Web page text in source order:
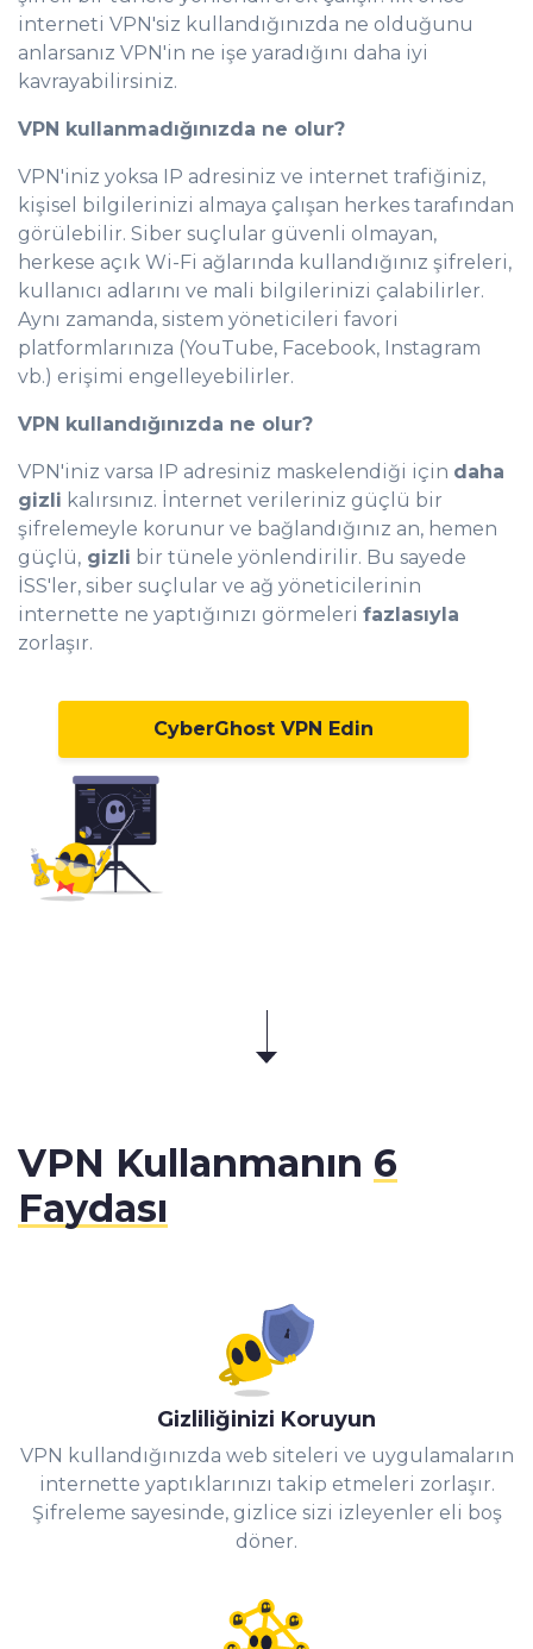
interneti VPN'siz kullandığınızda ne olduğunu
anlarsanız VPN'in ne işe yaradığını daha iyi
kavrayabilirsiniz.
VPN kullanmadığınızda ne olur?
VPN'iniz yoksa IP adresiniz ve internet trafiğiniz,
kişisel bilgilerinizi almaya çalışan herkes tarafından
görülebilir. Siber suçlular güvenli olmayan,
herkese açık Wi-Fi ağlarında kullandığınız şifreleri,
kullanıcı adlarını ve mali bilgilerinizi çalabilirler.
Aynı zamanda, sistem yöneticileri favori
platformlarınıza (YouTube, Facebook, Instagram
vb.) erişimi engelleyebilirler.
VPN kullandığınızda ne olur?
VPN'iniz varsa IP adresiniz maskelendiği için daha
gizli kalırsınız. İnternet verileriniz güçlü bir
şifrelemeyle korunur ve bağlandığınız an, hemen
güçlü, gizli bir tünele yönlendirilir. Bu sayede
İSS'ler, siber suçlular ve ağ yöneticilerinin
internette ne yaptığınızı görmeleri fazlasıyla
zorlaşır.
CyberGhost VPN Edin
VPN Kullanmanın 6
Faydası
Gizliliğinizi Koruyun
VPN kullandığınızda web siteleri ve uygulamaların
internette yaptıklarınızı takip etmeleri zorlaşır.
Şifreleme sayesinde, gizlice sizi izleyenler eli boş
döner.